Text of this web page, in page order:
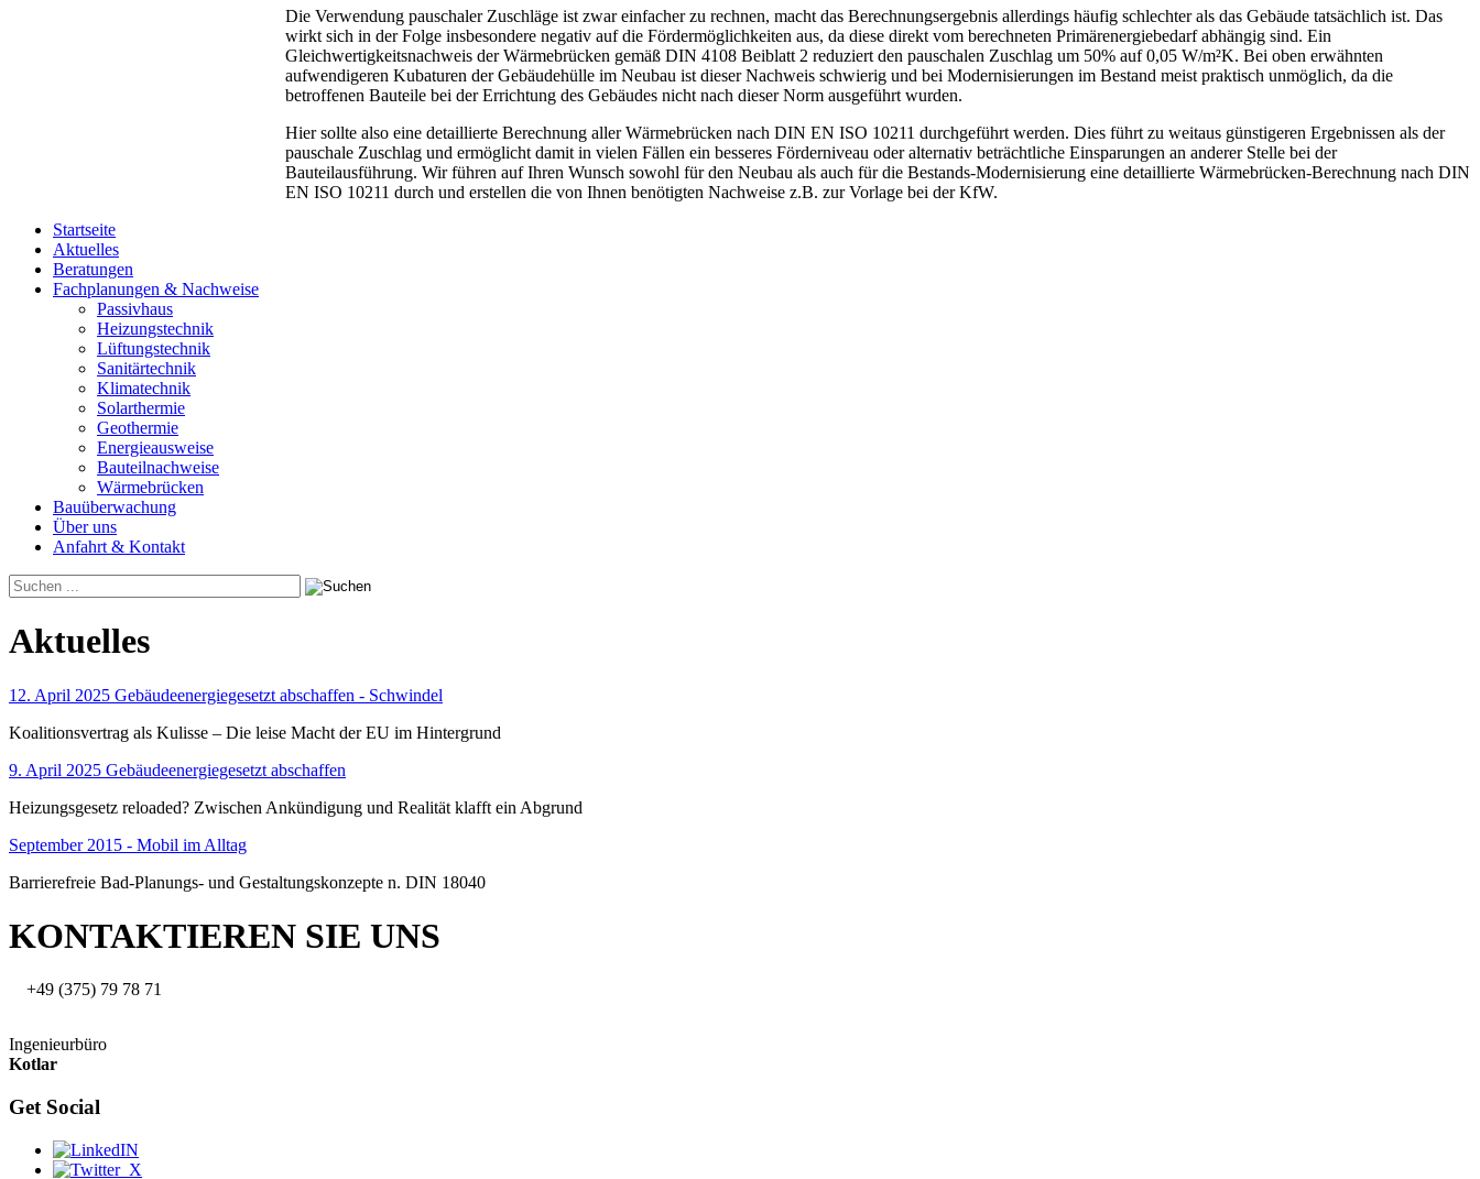
Die Verwendung pauschaler Zuschläge ist zwar einfacher zu rechnen, macht das Berechnungsergebnis allerdings häufig schlechter als das Gebäude tatsächlich ist. Das
wirkt sich in der Folge insbesondere negativ auf die Fördermöglichkeiten aus, da diese direkt vom berechneten Primärenergiebedarf abhängig sind. Ein
Gleichwertigkeitsnachweis der Wärmebrücken gemäß DIN 4108 Beiblatt 2 reduziert den pauschalen Zuschlag um 50% auf 0,05 W/m²K. Bei oben erwähnten
aufwendigeren Kubaturen der Gebäudehülle im Neubau ist dieser Nachweis schwierig und bei Modernisierungen im Bestand meist praktisch unmöglich, da die
betroffenen Bauteile bei der Errichtung des Gebäudes nicht nach dieser Norm ausgeführt wurden.
Hier sollte also eine detaillierte Berechnung aller Wärmebrücken nach DIN EN ISO 10211 durchgeführt werden. Dies führt zu weitaus günstigeren Ergebnissen als der
pauschale Zuschlag und ermöglicht damit in vielen Fällen ein besseres Förderniveau oder alternativ beträchtliche Einsparungen an anderer Stelle bei der
Bauteilausführung. Wir führen auf Ihren Wunsch sowohl für den Neubau als auch für die Bestands-Modernisierung eine detaillierte Wärmebrücken-Berechnung nach DIN
EN ISO 10211 durch und erstellen die von Ihnen benötigten Nachweise z.B. zur Vorlage bei der KfW.
Startseite
Aktuelles
Beratungen
Fachplanungen & Nachweise
Passivhaus
Heizungstechnik
Lüftungstechnik
Sanitärtechnik
Klimatechnik
Solarthermie
Geothermie
Energieausweise
Bauteilnachweise
Wärmebrücken
Bauüberwachung
Über uns
Anfahrt & Kontakt
Aktuelles
12. April 2025 Gebäudeenergiegesetzt abschaffen - Schwindel
Koalitionsvertrag als Kulisse – Die leise Macht der EU im Hintergrund
9. April 2025 Gebäudeenergiegesetzt abschaffen
Heizungsgesetz reloaded? Zwischen Ankündigung und Realität klafft ein Abgrund
September 2015 - Mobil im Alltag
Barrierefreie Bad-Planungs- und Gestaltungskonzepte n. DIN 18040
KONTAKTIEREN SIE UNS
+49 (375) 79 78 71
Ingenieurbüro
Kotlar
Get Social